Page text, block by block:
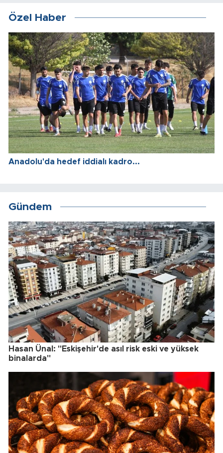
Özel Haber
Anadolu'da hedef iddialı kadro...
Gündem
Hasan Ünal: "Eskişehir'de asıl risk eski ve yüksek
binalarda"